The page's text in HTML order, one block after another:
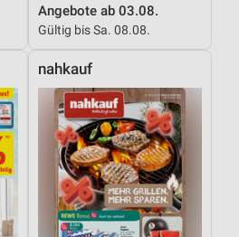
Angebote ab 03.08.
Gültig bis Sa. 08.08.
nahkauf